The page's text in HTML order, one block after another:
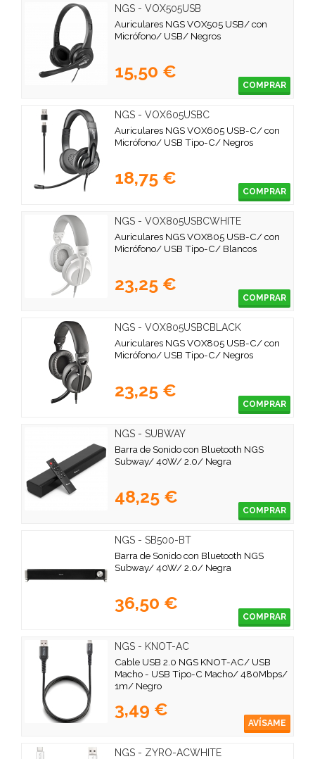
NGS - VOX505USB
Auriculares NGS VOX505 USB/ con
Micrófono/ USB/ Negros
15,50 €
COMPRAR
NGS - VOX605USBC
Auriculares NGS VOX605 USB-C/ con
Micrófono/ USB Tipo-C/ Negros
18,75 €
COMPRAR
NGS - VOX805USBCWHITE
Auriculares NGS VOX805 USB-C/ con
Micrófono/ USB Tipo-C/ Blancos
23,25 €
COMPRAR
NGS - VOX805USBCBLACK
Auriculares NGS VOX805 USB-C/ con
Micrófono/ USB Tipo-C/ Negros
23,25 €
COMPRAR
NGS - SUBWAY
Barra de Sonido con Bluetooth NGS
Subway/ 40W/ 2.0/ Negra
48,25 €
COMPRAR
NGS - SB500-BT
Barra de Sonido con Bluetooth NGS
Subway/ 40W/ 2.0/ Negra
36,50 €
COMPRAR
NGS - KNOT-AC
Cable USB 2.0 NGS KNOT-AC/ USB
Macho - USB Tipo-C Macho/ 480Mbps/
1m/ Negro
3,49 €
AVÍSAME
NGS - ZYRO-ACWHITE